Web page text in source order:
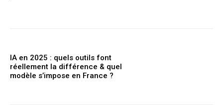
IA en 2025 : quels outils font
réellement la différence & quel
modèle s’impose en France ?